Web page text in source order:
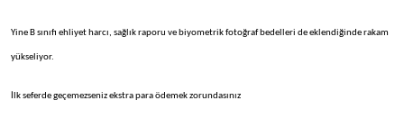
Yine B sınıfı ehliyet harcı, sağlık raporu ve biyometrik fotoğraf bedelleri de eklendiğinde rakam
yükseliyor.
İlk seferde geçemezseniz ekstra para ödemek zorundasınız